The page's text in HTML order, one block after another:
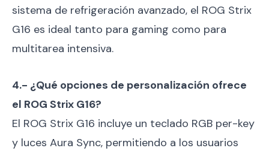
sistema de refrigeración avanzado, el ROG Strix
G16 es ideal tanto para gaming como para
multitarea intensiva.
4.- ¿Qué opciones de personalización ofrece
el ROG Strix G16?
El ROG Strix G16 incluye un teclado RGB per-key
y luces Aura Sync, permitiendo a los usuarios